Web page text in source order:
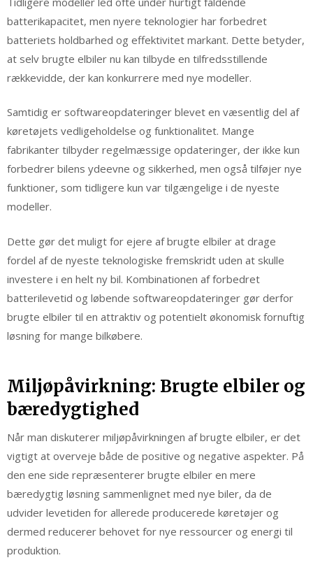
batterikapacitet, men nyere teknologier har forbedret
batteriets holdbarhed og effektivitet markant. Dette betyder,
at selv brugte elbiler nu kan tilbyde en tilfredsstillende
rækkevidde, der kan konkurrere med nye modeller.
Samtidig er softwareopdateringer blevet en væsentlig del af
køretøjets vedligeholdelse og funktionalitet. Mange
fabrikanter tilbyder regelmæssige opdateringer, der ikke kun
forbedrer bilens ydeevne og sikkerhed, men også tilføjer nye
funktioner, som tidligere kun var tilgængelige i de nyeste
modeller.
Dette gør det muligt for ejere af brugte elbiler at drage
fordel af de nyeste teknologiske fremskridt uden at skulle
investere i en helt ny bil. Kombinationen af forbedret
batterilevetid og løbende softwareopdateringer gør derfor
brugte elbiler til en attraktiv og potentielt økonomisk fornuftig
løsning for mange bilkøbere.
Miljøpåvirkning: Brugte elbiler og
bæredygtighed
Når man diskuterer miljøpåvirkningen af brugte elbiler, er det
vigtigt at overveje både de positive og negative aspekter. På
den ene side repræsenterer brugte elbiler en mere
bæredygtig løsning sammenlignet med nye biler, da de
udvider levetiden for allerede producerede køretøjer og
dermed reducerer behovet for nye ressourcer og energi til
produktion.